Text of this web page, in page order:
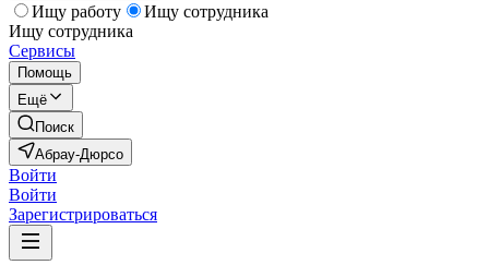
Ищу работу
Ищу сотрудника
Ищу сотрудника
Сервисы
Помощь
Ещё
Поиск
Абрау-Дюрсо
Войти
Войти
Зарегистрироваться